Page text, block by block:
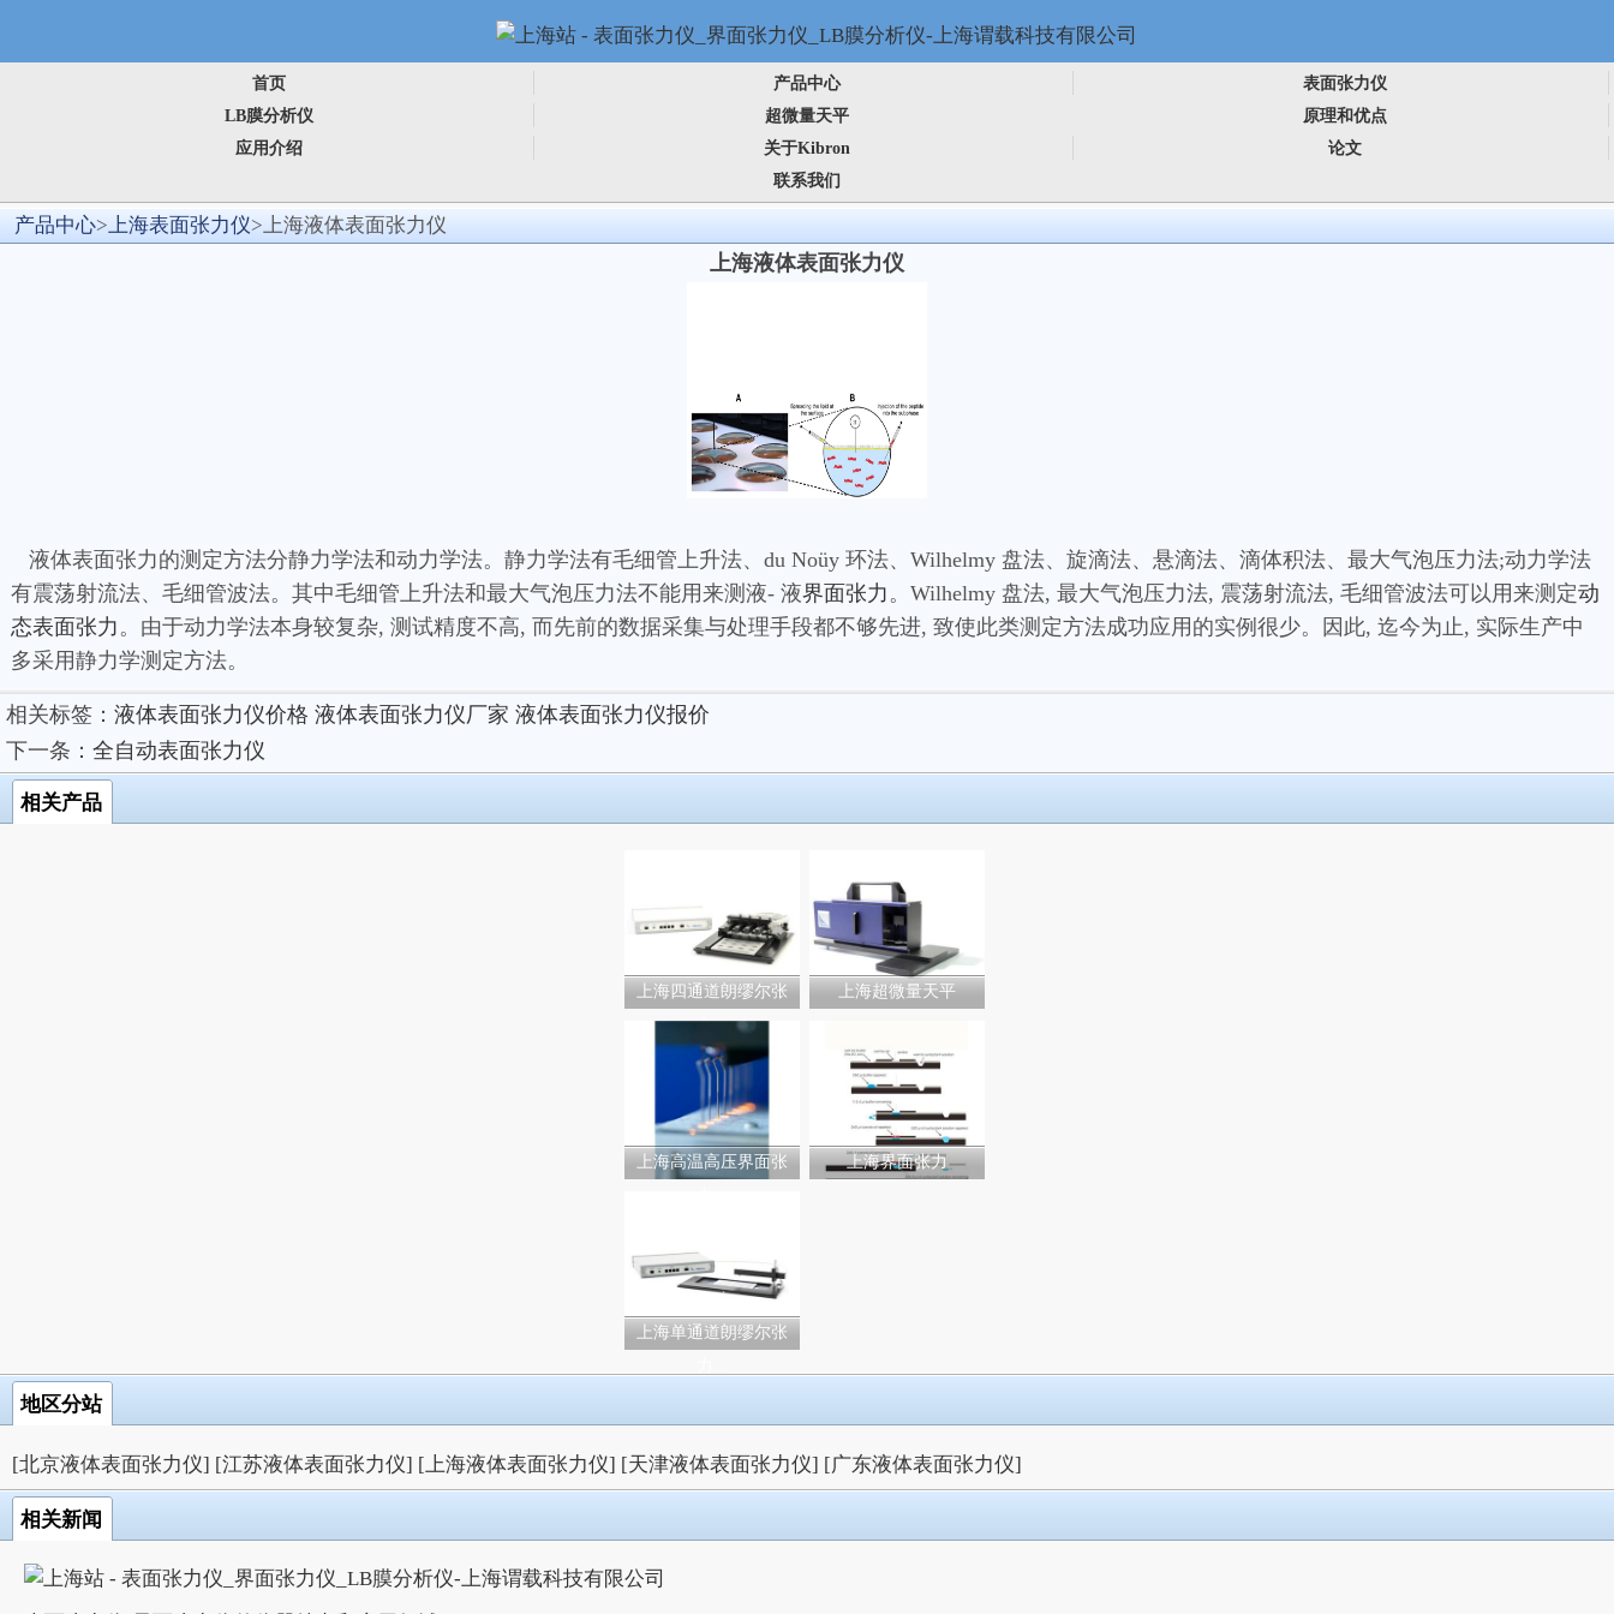
首页 产品中心
表面张力仪
LB膜分析仪
超微量天平
原理和优点
应用介绍
关于Kibron
论文
联系我们
产品中心> 上海表面张力仪>上海液体表面张力仪
上海液体表面张力仪
液体表面张力的测定方法分静力学法和动力学法。静力学法有毛细管上升法、du Noüy 环法、Wilhelmy 盘法、旋滴法、悬滴法、滴体积法、最大气泡压力法;动力学法
有震荡射流法、毛细管波法。其中毛细管上升法和最大气泡压力法不能用来测液- 液界面张力 。Wilhelmy 盘法, 最大气泡压力法, 震荡射流法, 毛细管波法可以用来测定动
态表面张力 。由于动力学法本身较复杂, 测试精度不高, 而先前的数据采集与处理手段都不够先进, 致使此类测定方法成功应用的实例很少。因此, 迄今为止, 实际生产中
多采用静力学测定方法。
相关标签： 液体表面张力仪价格 液体表面张力仪厂家 液体表面张力仪报价
下一条： 全自动表面张力仪
相关产品
上海四通道朗缪尔张
力...
上海超微量天平
上海高温高压界面张
上海界面张力
上海单通道朗缪尔张
地区分站
[北京液体表面张力仪] [江苏液体表面张力仪] [上海液体表面张力仪] [天津液体表面张力仪] [广东液体表面张力仪]
相关新闻